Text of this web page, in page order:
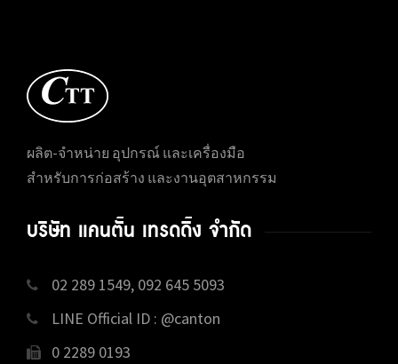
ผลิต-จำหน่าย อุปกรณ์ และเครื่องมือ
สำหรับการก่อสร้าง และงานอุตสาหกรรม
บริษัท แคนตั้น เทรดดิ้ง จำกัด
02 289 1549, 092 645 5093
LINE Official ID : @canton
0 2289 0193